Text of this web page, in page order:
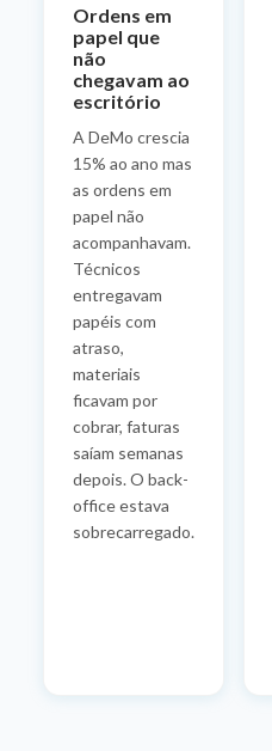
Ordens em
papel que
não
chegavam ao
escritório
A DeMo crescia
15% ao ano mas
as ordens em
papel não
acompanhavam.
Técnicos
entregavam
papéis com
atraso,
materiais
ficavam por
cobrar, faturas
saíam semanas
depois. O back-
office estava
sobrecarregado.